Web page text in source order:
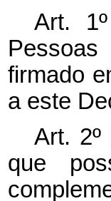
Art.
firmado
a este
Art.
que